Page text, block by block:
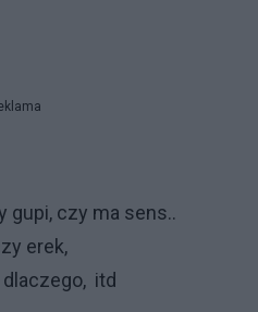
gupi, czy ma sens..
erek,
itd